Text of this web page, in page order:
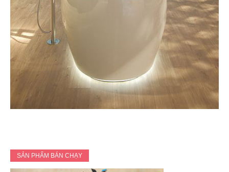
SẢN PHẨM BÁN CHẠY